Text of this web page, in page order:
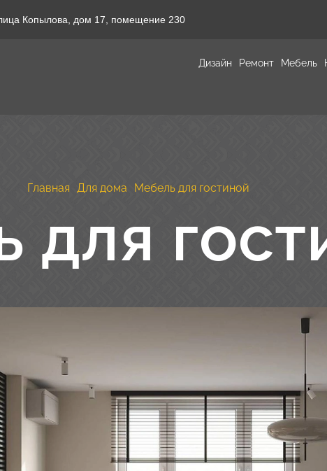
Копылова, дом 17, помещение 230
Дизайн Ремонт Мебель
Главная Для дома Мебель для гостиной
для